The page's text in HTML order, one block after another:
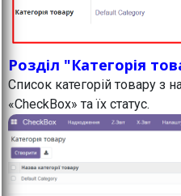
Розділ "Категорія
Список категорій товару з
«CheckBox» та їх статус.